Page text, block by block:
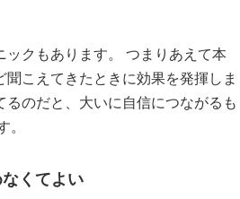
クもあります。 つまりあえて本
こえてきたときに効果を発揮しま
のだと、大いに自信につながるも
。
くてよい